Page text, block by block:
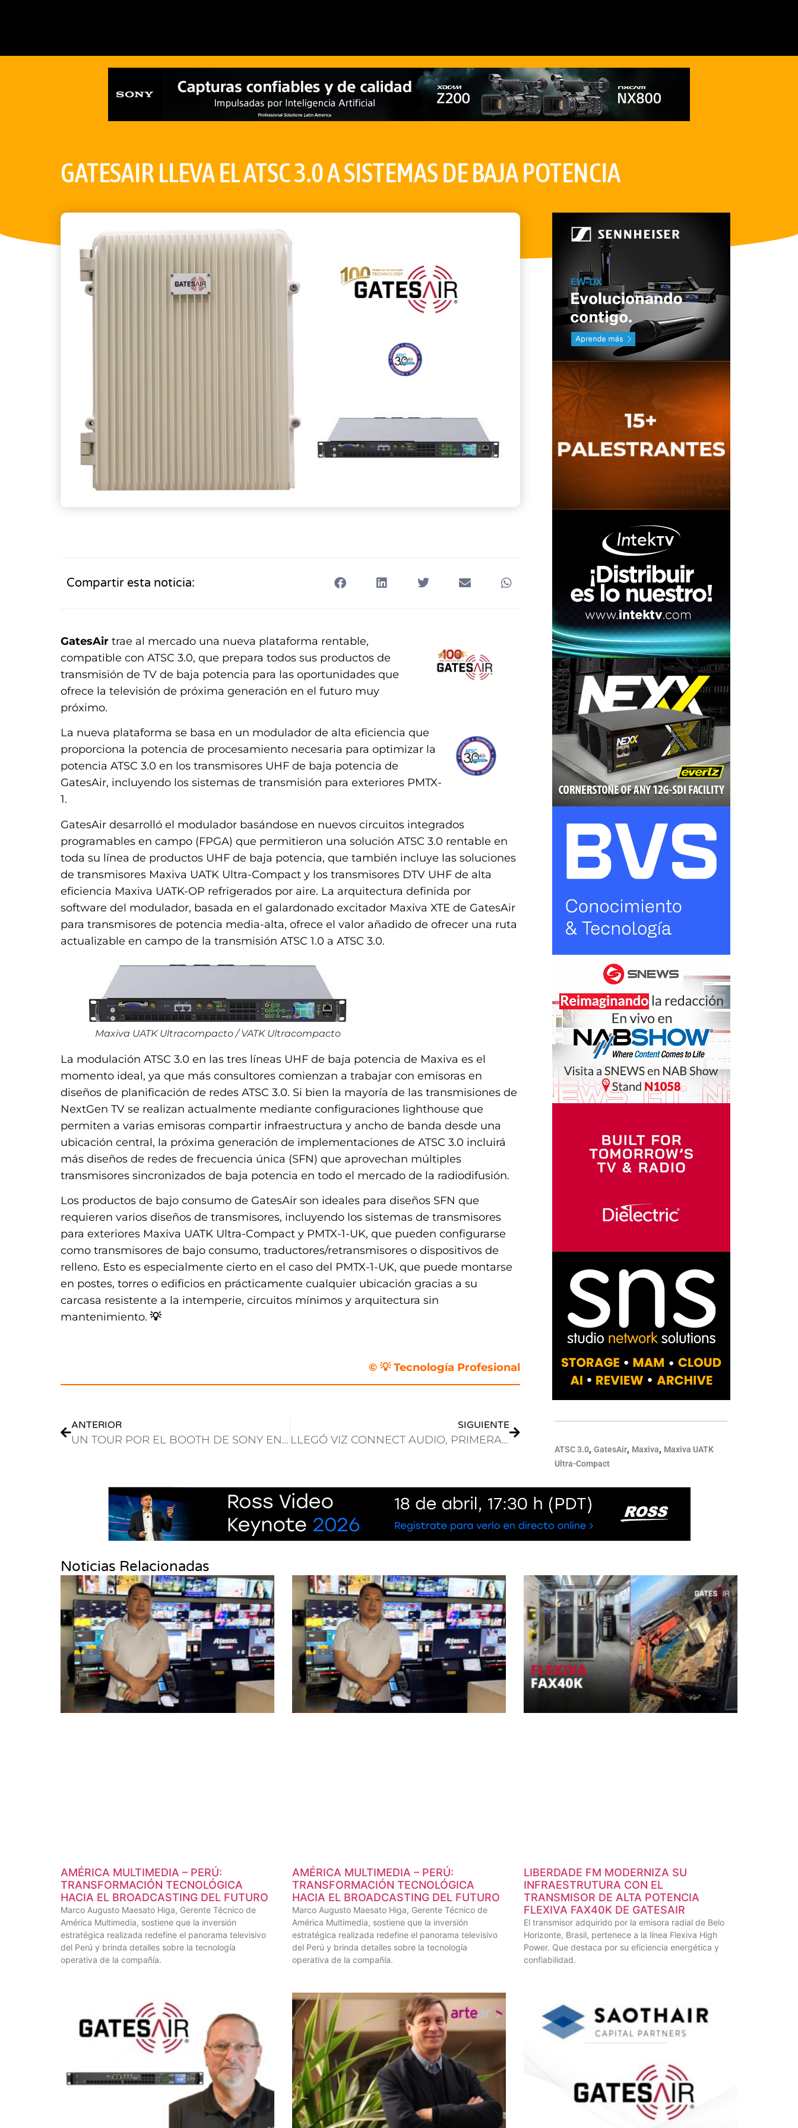
GATESAIR LLEVA EL ATSC 3.0 A SISTEMAS DE BAJA POTENCIA
Compartir esta noticia:
GatesAir trae al mercado una nueva plataforma rentable,
compatible con ATSC 3.0, que prepara todos sus productos de
transmisión de TV de baja potencia para las oportunidades que
ofrece la televisión de próxima generación en el futuro muy
próximo.
La nueva plataforma se basa en un modulador de alta eficiencia que
proporciona la potencia de procesamiento necesaria para optimizar la
potencia ATSC 3.0 en los transmisores UHF de baja potencia de
GatesAir, incluyendo los sistemas de transmisión para exteriores PMTX-
1.
GatesAir desarrolló el modulador basándose en nuevos circuitos integrados
programables en campo (FPGA) que permitieron una solución ATSC 3.0 rentable en
toda su línea de productos UHF de baja potencia, que también incluye las soluciones
de transmisores Maxiva UATK Ultra-Compact y los transmisores DTV UHF de alta
eficiencia Maxiva UATK-OP refrigerados por aire. La arquitectura definida por
software del modulador, basada en el galardonado excitador Maxiva XTE de GatesAir
para transmisores de potencia media-alta, ofrece el valor añadido de ofrecer una ruta
actualizable en campo de la transmisión ATSC 1.0 a ATSC 3.0.
Maxiva UATK Ultracompacto / VATK Ultracompacto
La modulación ATSC 3.0 en las tres líneas UHF de baja potencia de Maxiva es el
momento ideal, ya que más consultores comienzan a trabajar con emisoras en
diseños de planificación de redes ATSC 3.0. Si bien la mayoría de las transmisiones de
NextGen TV se realizan actualmente mediante configuraciones lighthouse que
permiten a varias emisoras compartir infraestructura y ancho de banda desde una
ubicación central, la próxima generación de implementaciones de ATSC 3.0 incluirá
más diseños de redes de frecuencia única (SFN) que aprovechan múltiples
transmisores sincronizados de baja potencia en todo el mercado de la radiodifusión.
Los productos de bajo consumo de GatesAir son ideales para diseños SFN que
requieren varios diseños de transmisores, incluyendo los sistemas de transmisores
para exteriores Maxiva UATK Ultra-Compact y PMTX-1-UK, que pueden configurarse
como transmisores de bajo consumo, traductores/retransmisores o dispositivos de
relleno. Esto es especialmente cierto en el caso del PMTX-1-UK, que puede montarse
en postes, torres o edificios en prácticamente cualquier ubicación gracias a su
carcasa resistente a la intemperie, circuitos mínimos y arquitectura sin
mantenimiento. 💡
© 💡 Tecnología Profesional
ANTERIOR
UN TOUR POR EL BOOTH DE SONY EN NAB SHOW 2025: HIGHLIGHTS Y MANO A MANO CON GONZALO GAMIO
SIGUIENTE
LLEGÓ VIZ CONNECT AUDIO, PRIMERA SOLUCIÓN DE VIZRT DEDICADA A LA CONEXIÓN DE AUDIO NDI
ATSC 3.0,GatesAir, Maxiva, Maxiva UATK
Ultra-Compact
Noticias Relacionadas
AMÉRICA MULTIMEDIA – PERÚ:
TRANSFORMACIÓN TECNOLÓGICA
HACIA EL BROADCASTING DEL FUTURO
Marco Augusto Maesato Higa, Gerente Técnico de
América Multimedia, sostiene que la inversión
estratégica realizada redefine el panorama televisivo
del Perú y brinda detalles sobre la tecnología
operativa de la compañía.
AMÉRICA MULTIMEDIA – PERÚ:
TRANSFORMACIÓN TECNOLÓGICA
HACIA EL BROADCASTING DEL FUTURO
Marco Augusto Maesato Higa, Gerente Técnico de
América Multimedia, sostiene que la inversión
estratégica realizada redefine el panorama televisivo
del Perú y brinda detalles sobre la tecnología
operativa de la compañía.
LIBERDADE FM MODERNIZA SU
INFRAESTRUTURA CON EL
TRANSMISOR DE ALTA POTENCIA
FLEXIVA FAX40K DE GATESAIR
El transmisor adquirido por la emisora radial de Belo
Horizonte, Brasil, pertenece a la línea Flexiva High
Power. Que destaca por su eficiencia energética y
confiabilidad.